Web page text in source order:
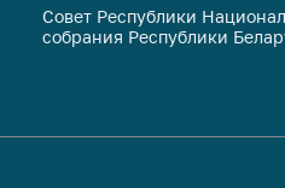
Совет Республики
собрания Республики